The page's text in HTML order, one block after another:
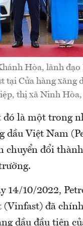
Hòa, lãnh
tại Cửa hàng xăng
thị xã Ninh
là một trong
dầu Việt Nam
chuyển đổi
14/10/2022,
(Vinfast) đã
dầu đầu tiên